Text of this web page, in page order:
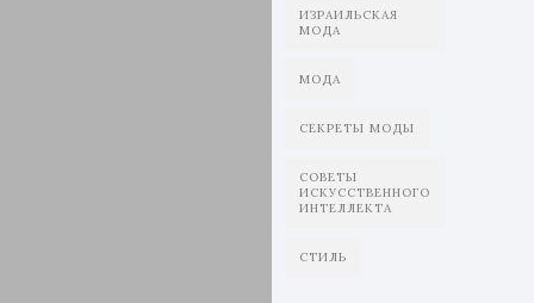
ИЗРАИЛЬСКАЯ
МОДА
МОДА
СЕКРЕТЫ МОДЫ
СОВЕТЫ
ИСКУССТВЕННОГО
ИНТЕЛЛЕКТА
СТИЛЬ